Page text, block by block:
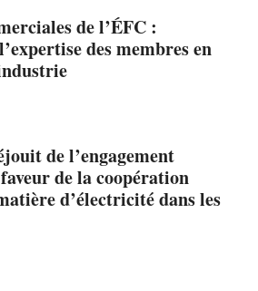
de l’ÉFC :
des membres en
de l’engagement
de la coopération
d’électricité dans les